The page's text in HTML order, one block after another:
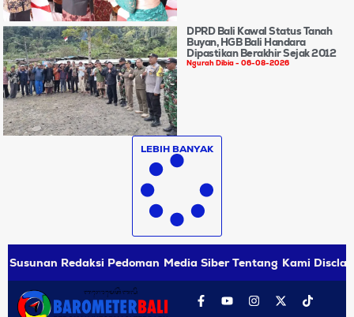
DPRD Bali Kawal Status Tanah
Buyan, HGB Bali Handara
Dipastikan Berakhir Sejak 2012
Ngurah Dibia 06-08-2026
LEBIH BANYAK
Susunan Redaksi Pedoman Media Siber Tentang Kami